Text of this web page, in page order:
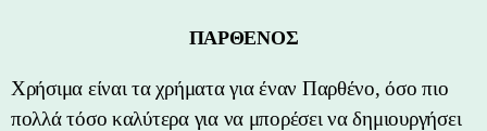
ΠΑΡΘΕΝΟΣ
Χρήσιμα είναι τα χρήματα για έναν Παρθένο, όσο πιο
πολλά τόσο καλύτερα για να μπορέσει να δημιουργήσει